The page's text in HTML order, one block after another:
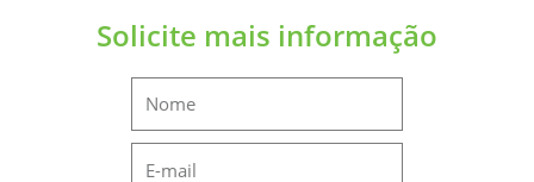
Solicite mais informação